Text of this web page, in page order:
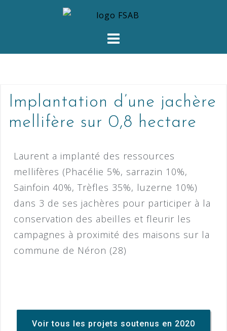
Implantation d’une jachère
mellifère sur 0,8 hectare
Laurent a implanté des ressources
mellifères (Phacélie 5%, sarrazin 10%,
Sainfoin 40%, Trèfles 35%, luzerne 10%)
dans 3 de ses jachères pour participer à la
conservation des abeilles et fleurir les
campagnes à proximité des maisons sur la
commune de Néron (28)
Voir tous les projets soutenus en 2020